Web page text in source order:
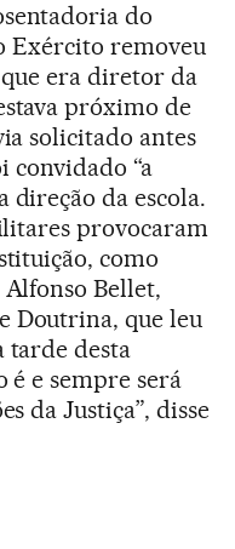
do
Exército removeu
era diretor da
próximo de
solicitado antes
convidado “a
direção da escola.
provocaram
como
Bellet,
Doutrina, que leu
tarde desta
é e sempre será
da Justiça”, disse